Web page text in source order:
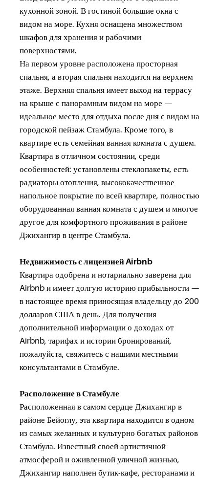
кухонной зоной. В гостиной большие окна с
видом на море. Кухня оснащена множеством
шкафов для хранения и рабочими
поверхностями.
На первом уровне расположена просторная
спальня, а вторая спальня находится на верхнем
этаже. Верхняя спальня имеет выход на террасу
на крыше с панорамным видом на море —
идеальное место для отдыха после дня с видом на
городской пейзаж Стамбула. Кроме того, в
квартире есть семейная ванная комната с душем.
Квартира в отличном состоянии, среди
особенностей: установлены стеклопакеты, есть
радиаторы отопления, высококачественное
напольное покрытие по всей квартире, полностью
оборудованная ванная комната с душем и многое
другое для комфортного проживания в районе
Джихангир в центре Стамбула.
Недвижимость с лицензией Airbnb
Квартира одобрена и нотариально заверена для
Airbnb и имеет долгую историю прибыльности —
в настоящее время приносящая владельцу до 200
долларов США в день. Для получения
дополнительной информации о доходах от
Airbnb, тарифах и истории бронирований,
пожалуйста, свяжитесь с нашими местными
консультантами в Стамбуле.
Расположение в Стамбуле
Расположенная в самом сердце Джихангир в
районе Бейоглу, эта квартира находится в одном
из самых желанных и культурно богатых районов
Стамбула. Известный своей артистичной
атмосферой и оживленной уличной жизнью,
Джихангир наполнен бутик-кафе, ресторанами и